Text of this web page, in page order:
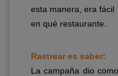
esta manera, era fácil
en qué restaurante.
Rastrear es saber:
La campaña dio